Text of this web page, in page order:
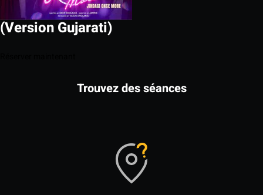
(Version Gujarati)
Trouvez des séances